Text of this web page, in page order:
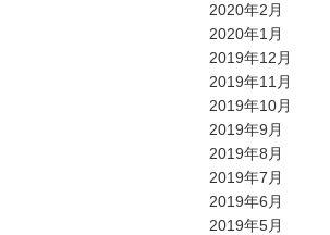
2020年2月
2020年1月
2019年12月
2019年11月
2019年10月
2019年9月
2019年8月
2019年7月
2019年6月
2019年5月